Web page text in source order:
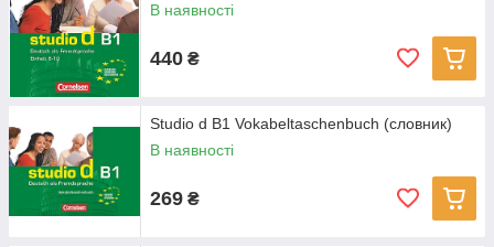
В наявності
440 ₴
Studio d B1 Vokabeltaschenbuch (словник)
В наявності
269 ₴